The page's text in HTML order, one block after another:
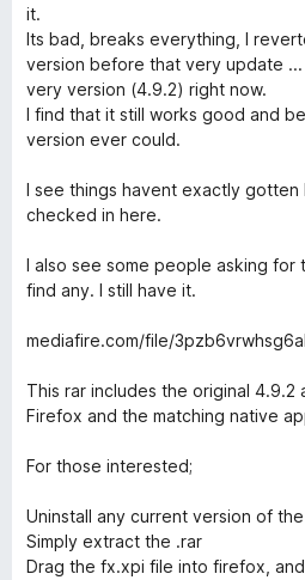
評
価
it.
Its bad, breaks everything, I
version before that very update ...
very version (4.9.2) right now.
I find that it still works good and
version ever could.
I see things havent exactly gotten
checked in here.
I also see some people asking
find any. I still have it.
mediafire.com/file/
This rar includes the original
Firefox and the matching native
For those interested;
Uninstall any current version of
Simply extract the .rar
Drag the fx.xpi file into firefox,